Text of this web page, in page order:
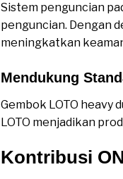
Sistem penguncian
penguncian. Dengan
meningkatkan
Mendukung
Gembok LOTO heavy
LOTO menjadikan
Kontribusi